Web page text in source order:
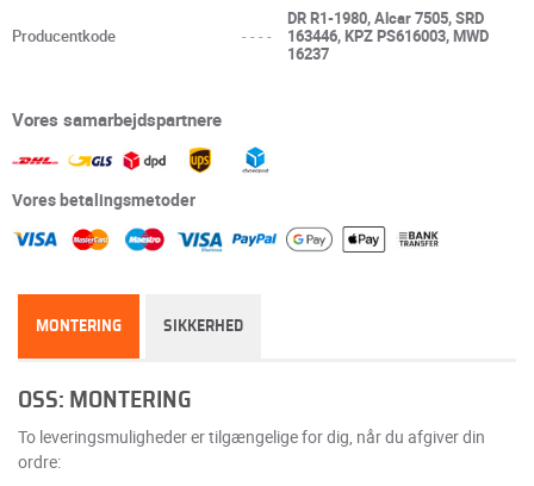
Producentkode ----
DR R1-1980, Alcar 7505, SRD
163446, KPZ PS616003, MWD
16237
Vores samarbejdspartnere
Vores betalingsmetoder
MONTERING SIKKERHED
OSS: MONTERING
To leveringsmuligheder er tilgængelige for dig, når du afgiver din
ordre: